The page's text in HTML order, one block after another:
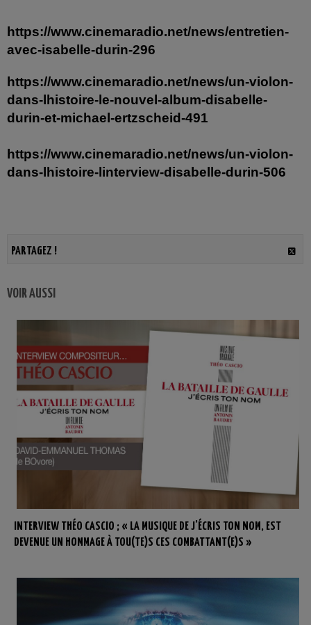
https://www.cinemaradio.net/news/entretien-
avec-isabelle-durin-296
https://www.cinemaradio.net/news/un-violon-
dans-lhistoire-le-nouvel-album-disabelle-
durin-et-michael-ertzscheid-491
https://www.cinemaradio.net/news/un-violon-
dans-lhistoire-linterview-disabelle-durin-506
PARTAGEZ !
VOIR AUSSI
INTERVIEW THÉO CASCIO ; « LA MUSIQUE DE J’ÉCRIS TON NOM, EST
DEVENUE UN HOMMAGE À TOU(TE)S CES COMBATTANT(E)S »